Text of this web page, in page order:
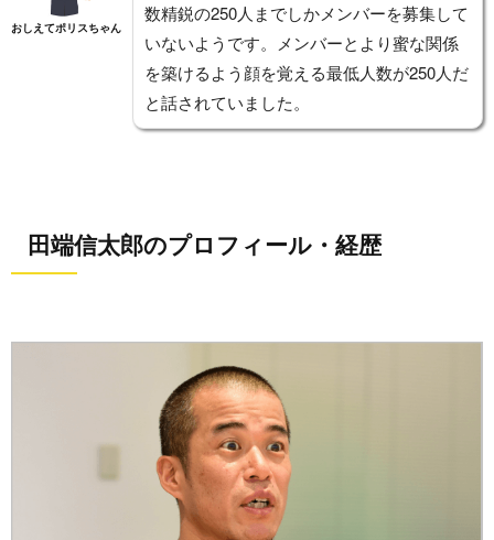
おしえてポリスちゃん
数精鋭の250人までしかメンバーを募集して
いないようです。メンバーとより蜜な関係
を築けるよう顔を覚える最低人数が250人だ
と話されていました。
田端信太郎のプロフィール・経歴